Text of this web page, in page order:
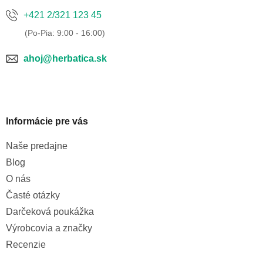
+421 2/321 123 45
ahoj@herbatica.sk
Informácie pre vás
Naše predajne
Blog
O nás
Časté otázky
Darčeková poukážka
Výrobcovia a značky
Recenzie